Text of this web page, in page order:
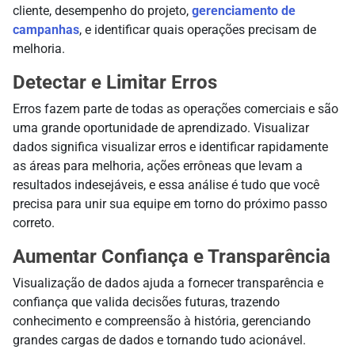
cliente, desempenho do projeto, gerenciamento de
campanhas, e identificar quais operações precisam de
melhoria.
Detectar e Limitar Erros
Erros fazem parte de todas as operações comerciais e são
uma grande oportunidade de aprendizado. Visualizar
dados significa visualizar erros e identificar rapidamente
as áreas para melhoria, ações errôneas que levam a
resultados indesejáveis, e essa análise é tudo que você
precisa para unir sua equipe em torno do próximo passo
correto.
Aumentar Confiança e Transparência
Visualização de dados ajuda a fornecer transparência e
confiança que valida decisões futuras, trazendo
conhecimento e compreensão à história, gerenciando
grandes cargas de dados e tornando tudo acionável.